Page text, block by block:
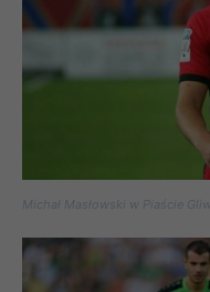
Michał Masłowski w Piaście